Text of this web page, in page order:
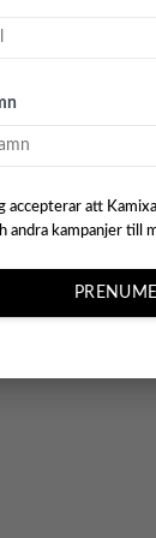
accepterar att
andra kampanjer till
e-postadress
jag skriver en